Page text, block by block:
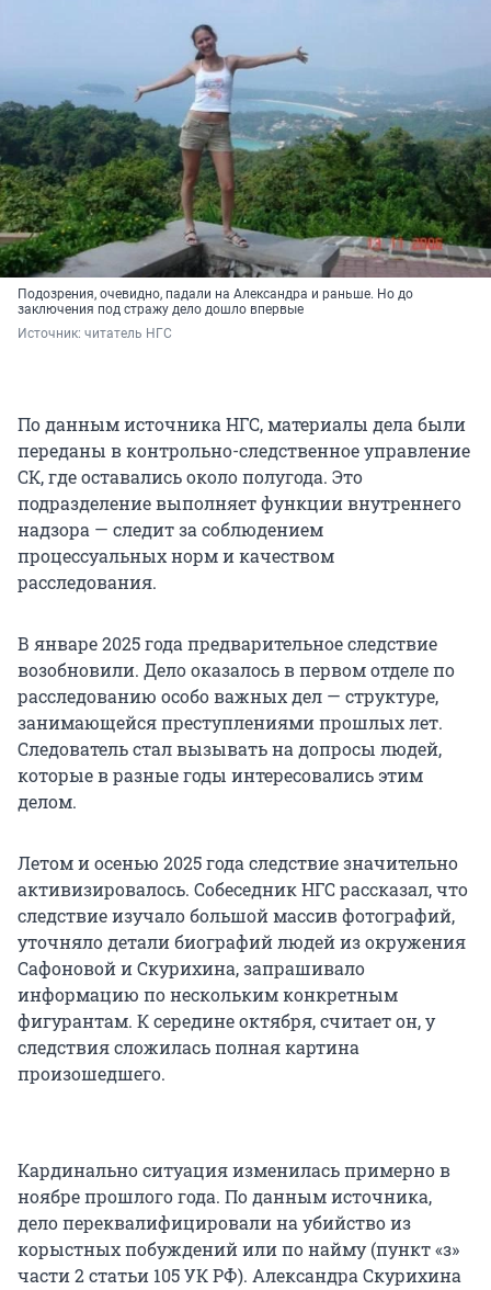
Подозрения, очевидно, падали на Александра и раньше. Но до
заключения под стражу дело дошло впервые
Источник: читатель НГС
По данным источника НГС, материалы дела были
переданы в контрольно-следственное управление
СК, где оставались около полугода. Это
подразделение выполняет функции внутреннего
надзора — следит за соблюдением
процессуальных норм и качеством
расследования.
В январе 2025 года предварительное следствие
возобновили. Дело оказалось в первом отделе по
расследованию особо важных дел — структуре,
занимающейся преступлениями прошлых лет.
Следователь стал вызывать на допросы людей,
которые в разные годы интересовались этим
делом.
Летом и осенью 2025 года следствие значительно
активизировалось. Собеседник НГС рассказал, что
следствие изучало большой массив фотографий,
уточняло детали биографий людей из окружения
Сафоновой и Скурихина, запрашивало
информацию по нескольким конкретным
фигурантам. К середине октября, считает он, у
следствия сложилась полная картина
произошедшего.
Кардинально ситуация изменилась примерно в
ноябре прошлого года. По данным источника,
дело переквалифицировали на убийство из
корыстных побуждений или по найму (пункт «з»
части 2 статьи 105 УК РФ). Александра Скурихина